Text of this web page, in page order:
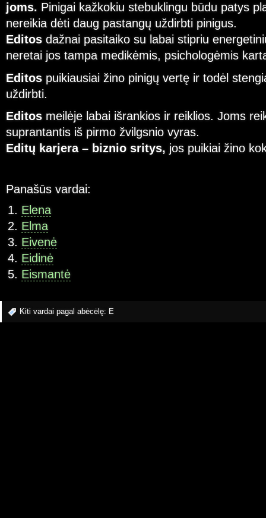
joms. Pinigai kažkokiu stebuklingu būdu patys
nereikia dėti daug pastangų uždirbti pinigus.
Editos dažnai pasitaiko su labai stipriu
neretai jos tampa medikėmis, psichologėmis
Editos puikiausiai žino pinigų vertę ir todėl
uždirbti.
Editos meilėje labai išrankios ir reiklios. Joms
suprantantis iš pirmo žvilgsnio vyras.
Editų karjera – biznio sritys, jos puikiai žino
Panašūs vardai:
Elena
Elma
Eivenė
Eidinė
Eismantė
Kiti vardai pagal abėcėlę: E